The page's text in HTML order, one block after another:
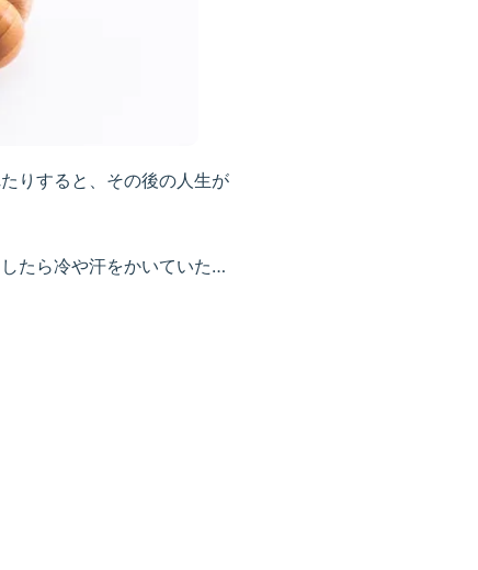
りすると、その後の人生が
たら冷や汗をかいていた…